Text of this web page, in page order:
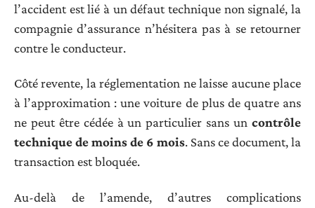
l’accident est lié à un défaut technique non signalé, la
compagnie d’assurance n’hésitera pas à se retourner
contre le conducteur.
Côté revente, la réglementation ne laisse aucune place
à l’approximation : une voiture de plus de quatre ans
ne peut être cédée à un particulier sans un contrôle
technique de moins de 6 mois. Sans ce document, la
transaction est bloquée.
Au-delà de l’amende, d’autres complications